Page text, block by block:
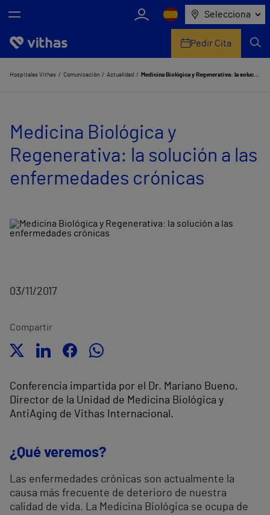
Selecciona
Nosotros
Servicios de salud
Equipo médico y asistencial
Comunicación
Pedir Cita
Hospitales Vithas Comunicación Actualidad Medicina Biológica y Regenerativa: la solución a las enfermedades crónicas
Medicina Biológica y
Regenerativa: la solución a las
enfermedades crónicas
03/11/2017
Compartir
Conferencia impartida por el Dr. Mariano Bueno,
Director de la Unidad de Medicina Biológica y
AntiAging de Vithas Internacional.
¿Qué veremos?
Las enfermedades crónicas son actualmente la
causa más frecuente de deterioro de nuestra
calidad de vida. La Medicina Biológica se ocupa de